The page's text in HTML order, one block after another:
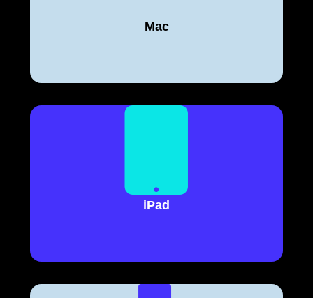
Mac
iPad